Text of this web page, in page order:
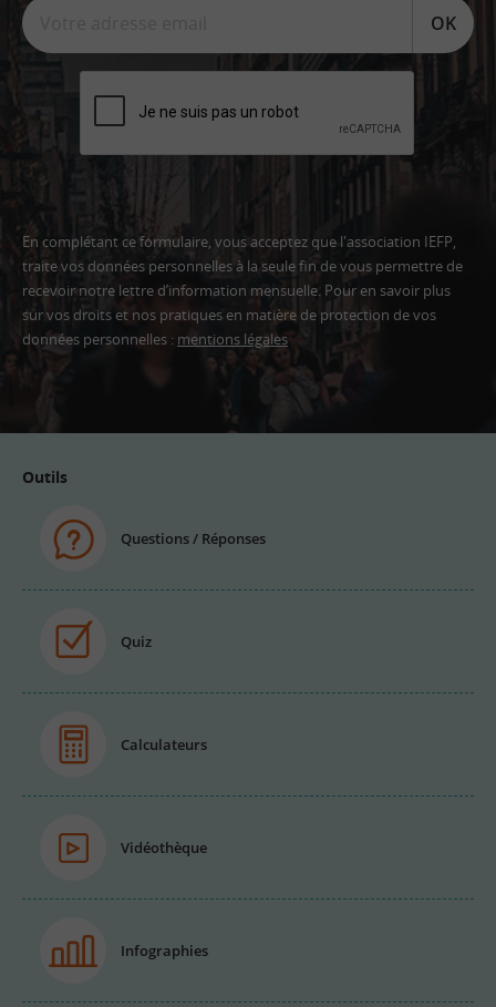
OK
En complétant ce formulaire, vous acceptez que l'association IEFP,
traite vos données personnelles à la seule fin de vous permettre de
recevoir notre lettre d’information mensuelle. Pour en savoir plus
sur vos droits et nos pratiques en matière de protection de vos
données personnelles : mentions légales
Outils
Questions / Réponses
Quiz
Calculateurs
Vidéothèque
Infographies